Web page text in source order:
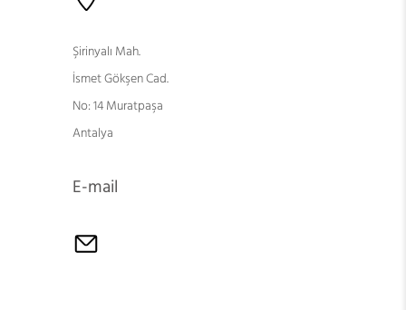
Şirinyalı Mah.
İsmet Gökşen Cad.
No: 14 Muratpaşa
Antalya
E-mail